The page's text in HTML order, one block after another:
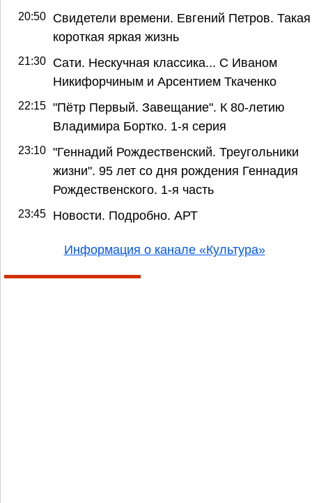
20:50
Свидетели времени. Евгений Петров. Такая
короткая яркая жизнь
21:30
Сати. Нескучная классика... С Иваном
Никифорчиным и Арсентием Ткаченко
22:15 "Пётр Первый. Завещание". К 80-летию
Владимира Бортко. 1-я серия
23:10 "Геннадий Рождественский. Треугольники
жизни". 95 лет со дня рождения Геннадия
Рождественского. 1-я часть
23:45 Новости. Подробно. АРТ
Информация о канале «Культура»